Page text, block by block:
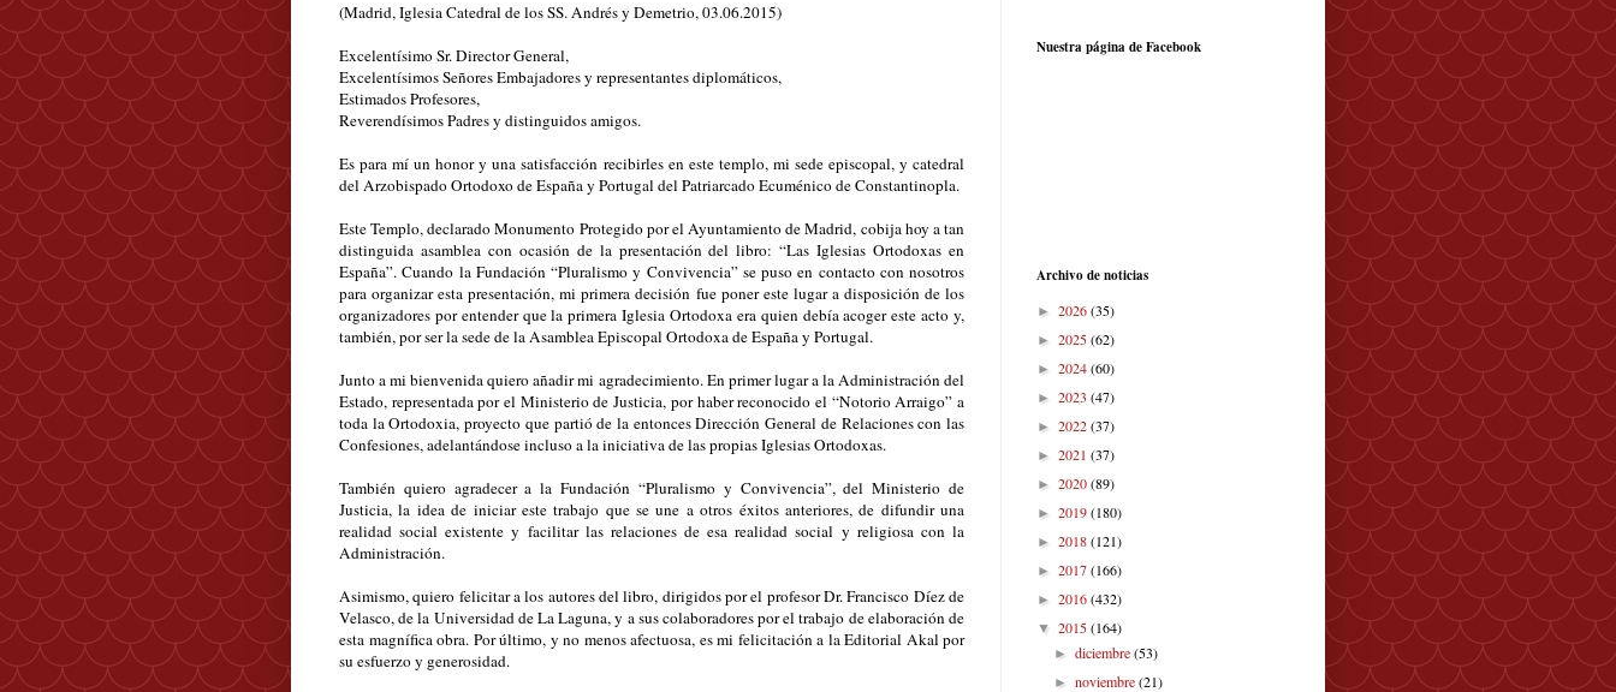
(Madrid, Iglesia Catedral de los SS. Andrés y Demetrio, 03.06.2015)
Excelentísimo Sr. Director General,
Excelentísimos Señores Embajadores y representantes diplomáticos,
Estimados Profesores,
Reverendísimos Padres y distinguidos amigos.
Es para mí un honor y una satisfacción recibirles en este templo, mi sede episcopal, y catedral
del Arzobispado Ortodoxo de España y Portugal del Patriarcado Ecuménico de Constantinopla.
Este Templo, declarado Monumento Protegido por el Ayuntamiento de Madrid, cobija hoy a tan
distinguida asamblea con ocasión de la presentación del libro: “Las Iglesias Ortodoxas en
España”. Cuando la Fundación “Pluralismo y Convivencia” se puso en contacto con nosotros
para organizar esta presentación, mi primera decisión fue poner este lugar a disposición de los
organizadores por entender que la primera Iglesia Ortodoxa era quien debía acoger este acto y,
también, por ser la sede de la Asamblea Episcopal Ortodoxa de España y Portugal.
Junto a mi bienvenida quiero añadir mi agradecimiento. En primer lugar a la Administración del
Estado, representada por el Ministerio de Justicia, por haber reconocido el “Notorio Arraigo” a
toda la Ortodoxia, proyecto que partió de la entonces Dirección General de Relaciones con las
Confesiones, adelantándose incluso a la iniciativa de las propias Iglesias Ortodoxas.
También quiero agradecer a la Fundación “Pluralismo y Convivencia”, del Ministerio de
Justicia, la idea de iniciar este trabajo que se une a otros éxitos anteriores, de difundir una
realidad social existente y facilitar las relaciones de esa realidad social y religiosa con la
Administración.
Asimismo, quiero felicitar a los autores del libro, dirigidos por el profesor Dr. Francisco Díez de
Velasco, de la Universidad de La Laguna, y a sus colaboradores por el trabajo de elaboración de
esta magnífica obra. Por último, y no menos afectuosa, es mi felicitación a la Editorial Akal por
su esfuerzo y generosidad.
Nuestra página de Facebook
Archivo de noticias
► 2026(35)
► 2025(62)
► 2024(60)
► 2023 (47)
► 2022(37)
► 2021 (37)
► 2020(89)
► 2019(180)
► 2018(121)
► 2017(166)
► 2016(432)
▼ 2015(164)
►diciembre(53)
►noviembre(21)